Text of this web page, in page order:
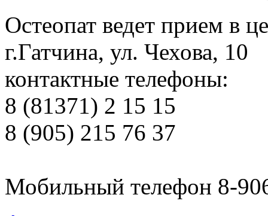
Остеопат ведет прием в
г.Гатчина, ул. Чехова, 10
контактные телефоны:
8 (81371) 2 15 15
8 (905) 215 76 37
Мобильный телефон 8-